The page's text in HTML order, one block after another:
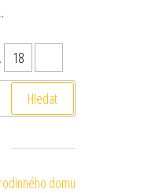
18
domu